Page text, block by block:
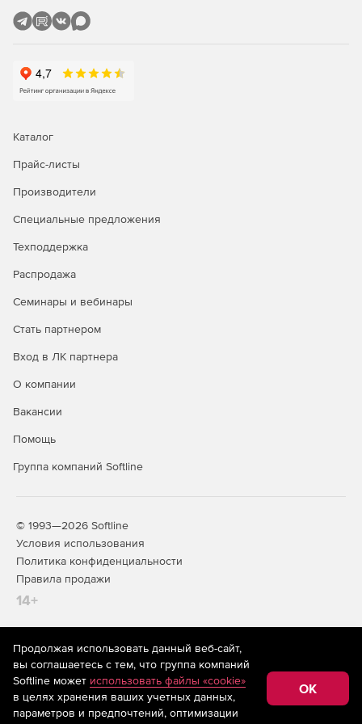
привилегированных клиентов к ИТ-активам с единой
консоли и с обеспечением полного разделения.
Каталог
Прайс-листы
Производители
Специальные предложения
Техподдержка
Распродажа
Семинары и вебинары
Стать партнером
Вход в ЛК партнера
О компании
Вакансии
Помощь
Группа компаний Softline
© 1993—2026 Softline
Условия использования
Политика конфиденциальности
Правила продажи
14+
На информационном ресурсе store.softline.ru применяются
рекомендательные технологии(информационные технологии
предоставления информации на основе сбора,
систематизации и анализа сведений, относящихся к
предпочтениям пользователей сети «Интернет»,
Продолжая использовать данный веб-сайт,
вы соглашаетесь с тем, что группа компаний
Softline может использовать файлы «cookie»
в целях хранения ваших учетных данных,
параметров и предпочтений, оптимизации
OK